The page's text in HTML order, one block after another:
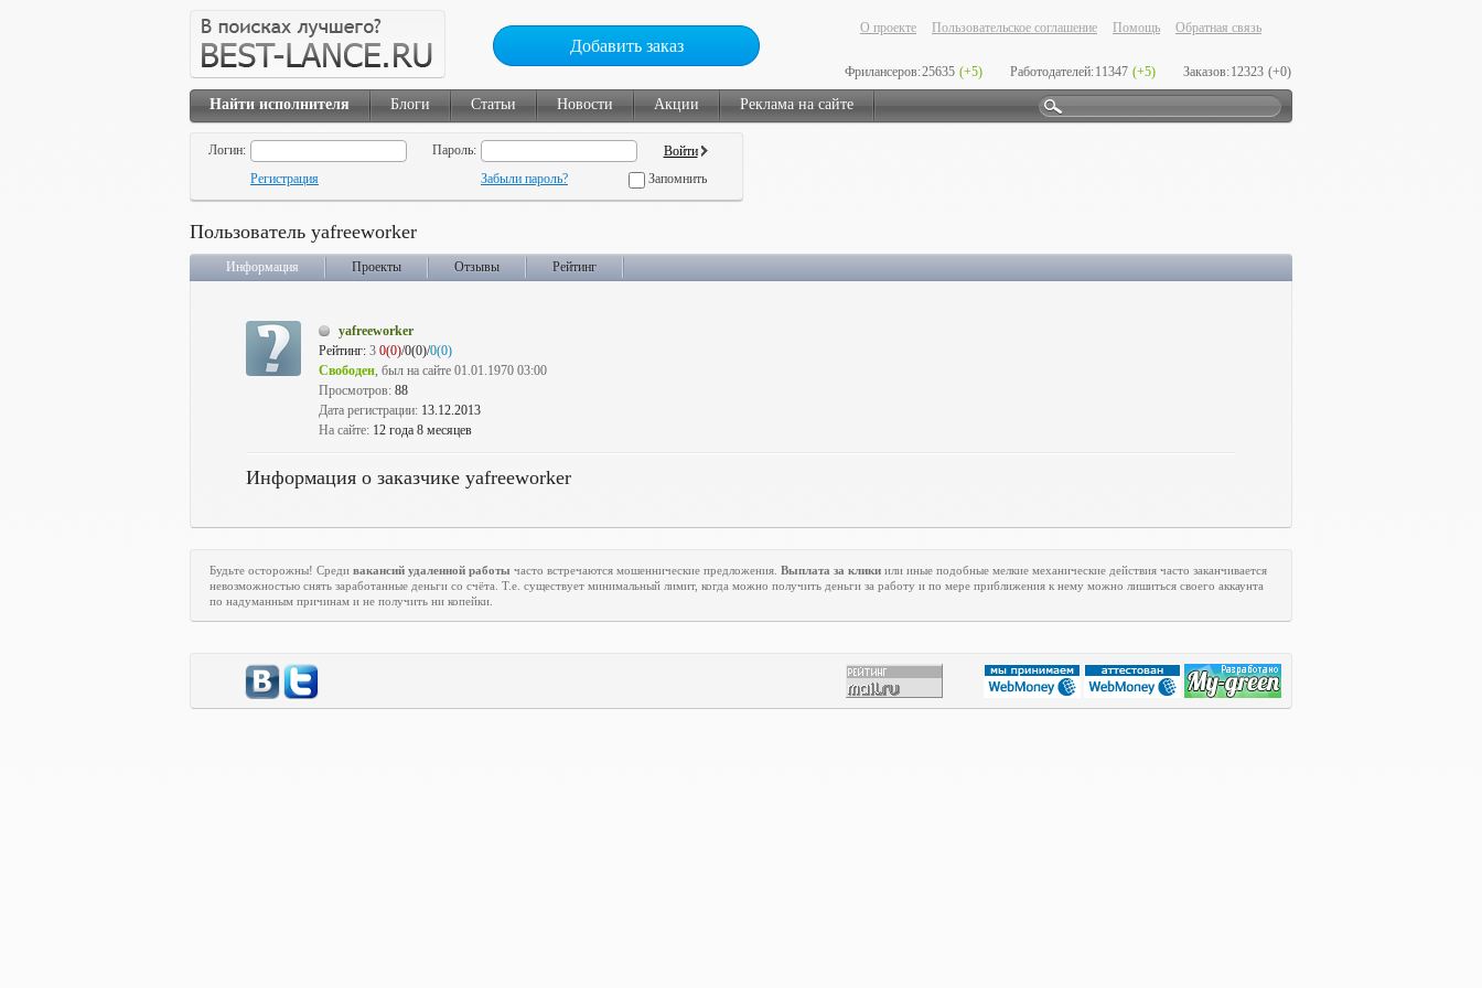
Добавить заказ
О проекте Пользовательское соглашение Помощь Обратная связь
Фрилансеров:25635 (+5) Работодателей:11347 (+5) Заказов:12323 (+0)
Найти исполнителя Блоги Статьи Новости Акции Реклама на сайте
Логин:
Пароль:
Регистрация
Забыли пароль? Запомнить
Пользователь yafreeworker
Информация Проекты Отзывы Рейтинг
yafreeworker
Рейтинг: 3 0(0)/0(0)/0(0)
Свободен, был на сайте 01.01.1970 03:00
Просмотров: 88
Дата регистрации: 13.12.2013
На сайте: 12 года 8 месяцев
Информация о заказчике yafreeworker
Будьте осторожны! Среди вакансий удаленной работы часто встречаются мошеннические предложения. Выплата за клики или иные подобные мелкие механические действия часто заканчивается
невозможностью снять заработанные деньги со счёта. Т.е. существует минимальный лимит, когда можно получить деньги за работу и по мере приближения к нему можно лишиться своего аккаунта
по надуманным причинам и не получить ни копейки.